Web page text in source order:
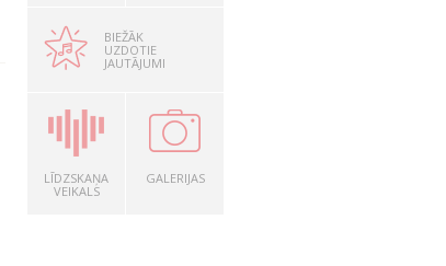
BIEŽĀK
UZDOTIE
JAUTĀJUMI
LĪDZSKAŅA
VEIKALS
GALERIJAS